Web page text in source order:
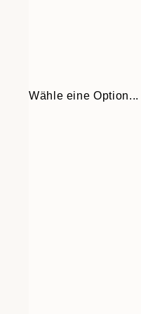
Wähle eine Option...